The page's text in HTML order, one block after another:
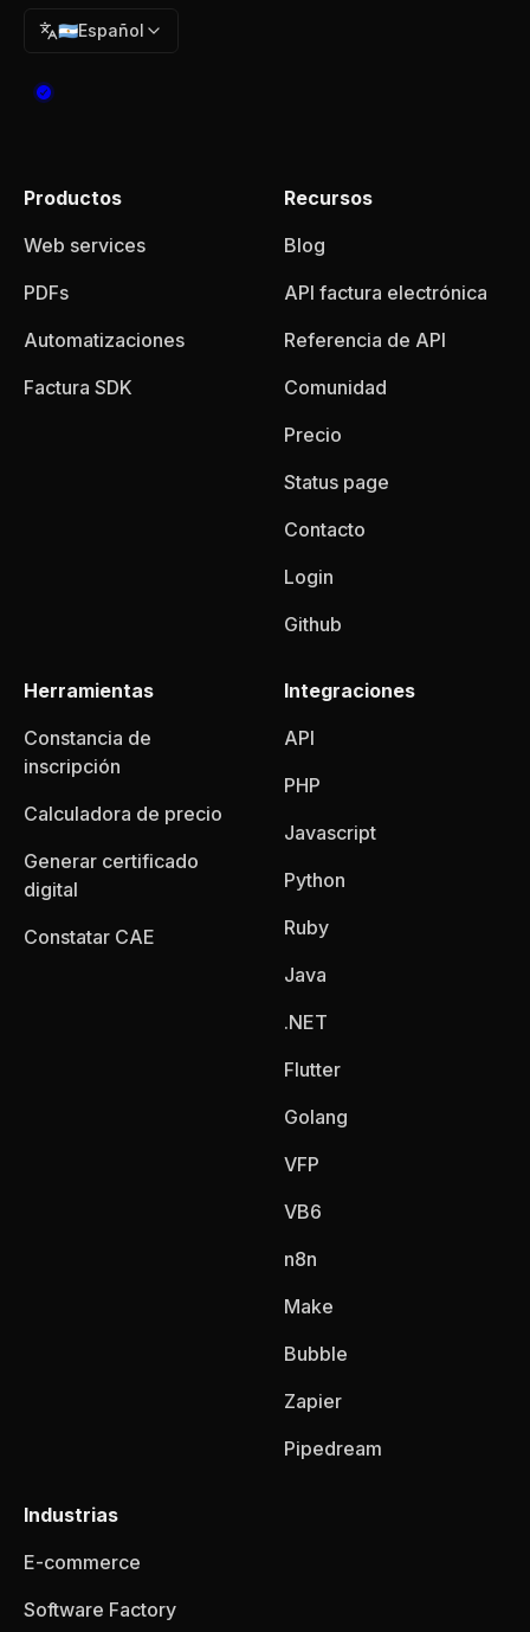
🇦🇷Español
Productos
Web services
PDFs
Automatizaciones
Factura SDK
Recursos
Blog
API factura electrónica
Referencia de API
Comunidad
Precio
Status page
Contacto
Login
Github
Herramientas
Constancia de
inscripción
Calculadora de precio
Generar certificado
digital
Constatar CAE
Integraciones
API
PHP
Javascript
Python
Ruby
Java
.NET
Flutter
Golang
VFP
VB6
n8n
Make
Bubble
Zapier
Pipedream
Industrias
E-commerce
Software Factory